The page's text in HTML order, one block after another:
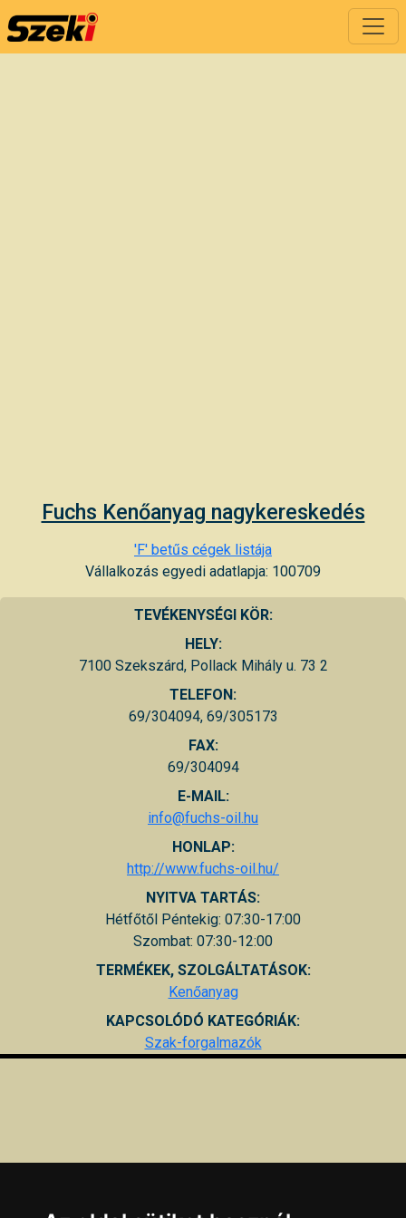
Fuchs Kenőanyag nagykereskedés
'F' betűs cégek listája
Vállalkozás egyedi adatlapja: 100709
TEVÉKENYSÉGI KÖR:
HELY:
7100 Szekszárd, Pollack Mihály u. 73 2
TELEFON:
69/304094, 69/305173
FAX:
69/304094
E-MAIL:
info@fuchs-oil.hu
HONLAP:
http://www.fuchs-oil.hu/
NYITVA TARTÁS:
Hétfőtől Péntekig: 07:30-17:00
Szombat: 07:30-12:00
TERMÉKEK, SZOLGÁLTATÁSOK:
Kenőanyag
KAPCSOLÓDÓ KATEGÓRIÁK:
Szak-forgalmazók